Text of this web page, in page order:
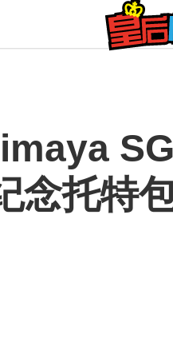
念托特包